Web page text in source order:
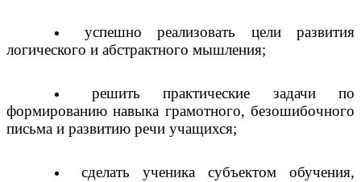
успешно реализовать цели развития
логического и абстрактного мышления;
решить практические задачи по
формированию навыка грамотного, безошибочного
письма и развитию речи учащихся;
сделать ученика субъектом обучения,